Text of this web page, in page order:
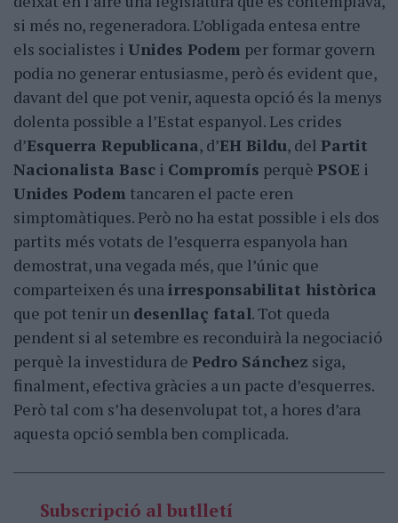
si més no, regeneradora. L’obligada entesa entre
els socialistes i Unides Podem per formar govern
podia no generar entusiasme, però és evident que,
davant del que pot venir, aquesta opció és la menys
dolenta possible a l’Estat espanyol. Les crides
d’Esquerra Republicana, d’EH Bildu, del Partit
Nacionalista Basc i Compromís perquè PSOE i
Unides Podem tancaren el pacte eren
simptomàtiques. Però no ha estat possible i els dos
partits més votats de l’esquerra espanyola han
demostrat, una vegada més, que l’únic que
comparteixen és unairresponsabilitat històrica
que pot tenir un desenllaç fatal. Tot queda
pendent si al setembre es reconduirà la negociació
perquè la investidura de Pedro Sánchez siga,
finalment, efectiva gràcies a un pacte d’esquerres.
Però tal com s’ha desenvolupat tot, a hores d’ara
aquesta opció sembla ben complicada.
Subscripció al butlletí